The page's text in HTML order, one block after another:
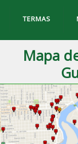
TERMAS
Mapa